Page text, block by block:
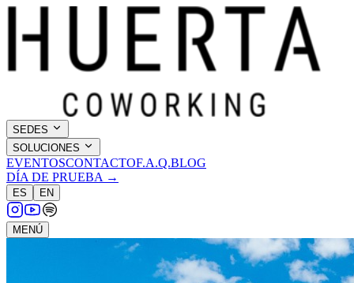
SEDES
SOLUCIONES
EVENTOSCONTACTOF.A.Q.BLOG
DÍA DE PRUEBA →
ES EN
MENÚ